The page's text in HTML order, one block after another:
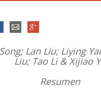
Lan Liu; Liying
Liu; Tao Li & Xijiao
Resumen